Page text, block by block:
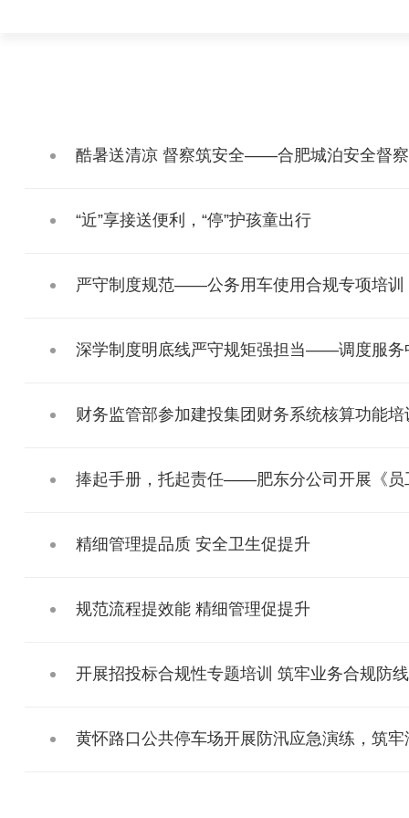
酷暑送清凉 督察筑安全——合肥城泊安全督
“近”享接送便利，“停”护孩童出行
严守制度规范——公务用车使用合规专项培训
深学制度明底线严守规矩强担当——调度服务
财务监管部参加建投集团财务系统核算功能培
捧起手册，托起责任——肥东分公司开展《员
精细管理提品质 安全卫生促提升
规范流程提效能 精细管理促提升
开展招投标合规性专题培训 筑牢业务合规防线
黄怀路口公共停车场开展防汛应急演练，筑